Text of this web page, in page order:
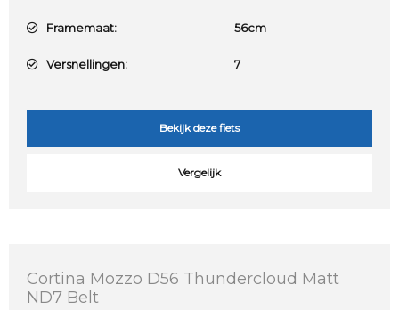
Framemaat: 56cm
Versnellingen: 7
Bekijk deze fiets
Vergelijk
Cortina Mozzo D56 Thundercloud Matt
ND7 Belt